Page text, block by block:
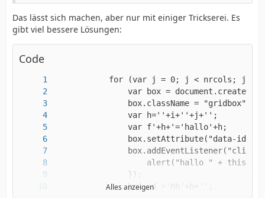
Das lässt sich machen, aber nur mit einiger Trickserei. Es
gibt viel bessere Lösungen:
Code
Alles anzeigen